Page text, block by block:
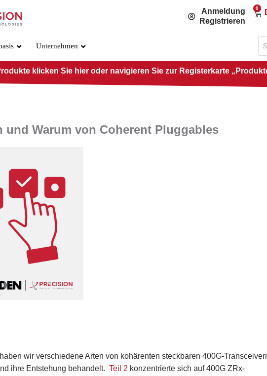
Anmeldung
Registrieren
0
Unternehmen
klicken Sie hier oder navigieren Sie zur Registerkarte
und Warum von Coherent Pluggables
wir verschiedene Arten von kohärenten steckbaren 400G-
ihre Entstehung behandelt. Teil 2 konzentrierte sich auf 400G ZRx-